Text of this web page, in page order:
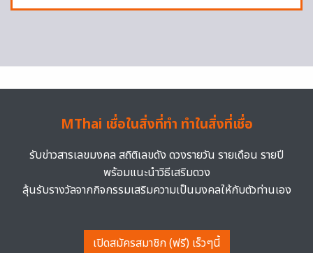
MThai เชื่อในสิ่งที่ทำ ทำในสิ่งที่เชื่อ
รับข่าวสารเลขมงคล สถิติเลขดัง ดวงรายวัน รายเดือน รายปี
พร้อมแนะนำวิธีเสริมดวง
ลุ้นรับรางวัลจากกิจกรรมเสริมความเป็นมงคลให้กับตัวท่านเอง
เปิดสมัครสมาชิก (ฟรี) เร็วๆนี้